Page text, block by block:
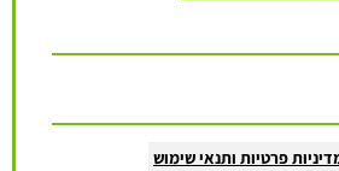
פרטיות ותנאי שימוש